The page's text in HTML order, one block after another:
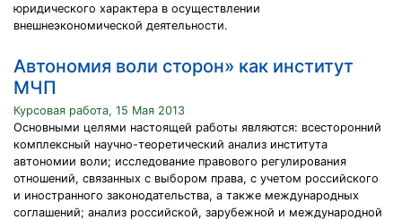
юридического характера в осуществлении
внешнеэкономической деятельности.
Автономия воли сторон» как институт
МЧП
Курсовая работа, 15 Мая 2013
Основными целями настоящей работы являются: всесторонний
комплексный научно-теоретический анализ института
автономии воли; исследование правового регулирования
отношений, связанных с выбором права, с учетом российского
и иностранного законодательства, а также международных
соглашений; анализ российской, зарубежной и международной